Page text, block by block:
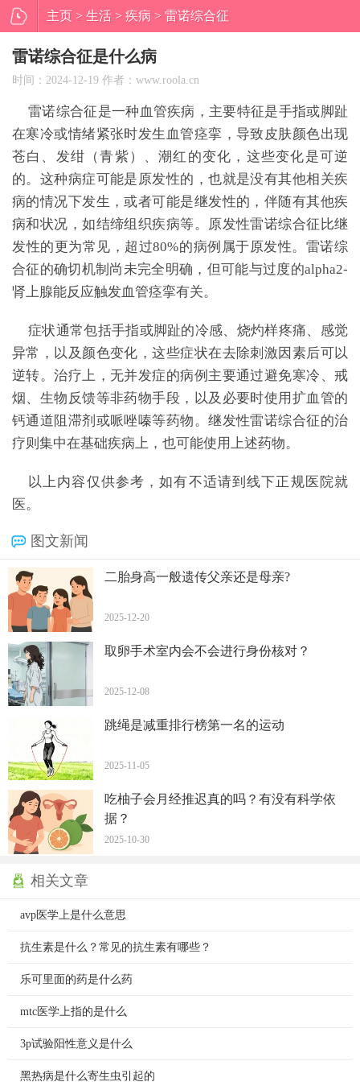
主页> 生活> 疾病 > 雷诺综合征
是什么病
雷诺综合征是什么病
时间：2024-12-19 作者：www.roola.cn
雷诺综合征是一种血管疾病，主要特征是手指或脚趾
在寒冷或情绪紧张时发生血管痉挛，导致皮肤颜色出现
苍白、发绀（青紫）、潮红的变化，这些变化是可逆
的。这种病症可能是原发性的，也就是没有其他相关疾
病的情况下发生，或者可能是继发性的，伴随有其他疾
病和状况，如结缔组织疾病等。原发性雷诺综合征比继
发性的更为常见，超过80%的病例属于原发性。雷诺综
合征的确切机制尚未完全明确，但可能与过度的alpha2-
肾上腺能反应触发血管痉挛有关。
症状通常包括手指或脚趾的冷感、烧灼样疼痛、感觉
异常，以及颜色变化，这些症状在去除刺激因素后可以
逆转。治疗上，无并发症的病例主要通过避免寒冷、戒
烟、生物反馈等非药物手段，以及必要时使用扩血管的
钙通道阻滞剂或哌唑嗪等药物。继发性雷诺综合征的治
疗则集中在基础疾病上，也可能使用上述药物。
以上内容仅供参考，如有不适请到线下正规医院就
医。
图文新闻
二胎身高一般遗传父亲还是母亲?
2025-12-20
取卵手术室内会不会进行身份核对？
2025-12-08
跳绳是减重排行榜第一名的运动
2025-11-05
吃柚子会月经推迟真的吗？有没有科学依
据？
2025-10-30
相关文章
avp医学上是什么意思
抗生素是什么？常见的抗生素有哪些？
乐可里面的药是什么药
mtc医学上指的是什么
3p试验阳性意义是什么
黑热病是什么寄生虫引起的